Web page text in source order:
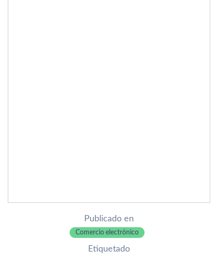
Publicado en
Comercio electrónico
Etiquetado